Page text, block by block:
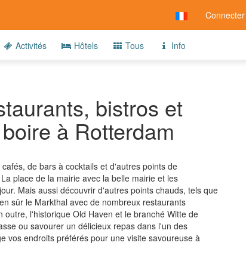
Connecter
Activités Hôtels Tous Info
bistros et
à Rotterdam
de bars à cocktails et d'autres points de
place de la mairie avec la belle mairie et les
Mais aussi découvrir d'autres points chauds, tels que
sûr le Markthal avec de nombreux restaurants
l'historique Old Haven et le branché Witte de
ou savourer un délicieux repas dans l'un des
vos endroits préférés pour une visite savoureuse à